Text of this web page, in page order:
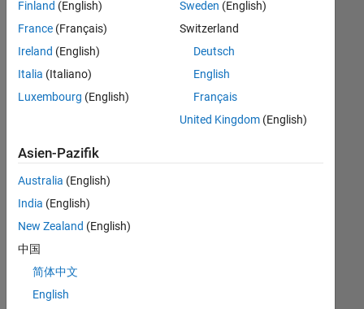
weiter
fassen
oder
alle
Stellenangebote
anzeigen .
noch
keine
offenen
Stellen
können,
die
Ihren
Finland (English)
France (Français)
Ireland (English)
Italia (Italiano)
Luxembourg (English)
Sweden (English)
Switzerland
Deutsch
English
Français
United Kingdom(English)
Asien-Pazifik
Australia (English)
India (English)
New Zealand (English)
中国
简体中文
English